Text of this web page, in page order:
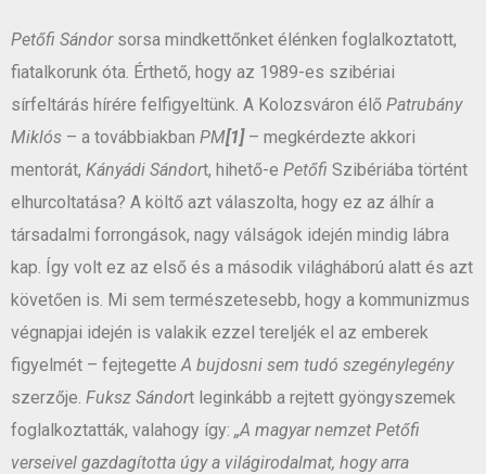
Petőfi Sándor sorsa mindkettőnket élénken foglalkoztatott,
fiatalkorunk óta. Érthető, hogy az 1989-es szibériai
sírfeltárás hírére felfigyeltünk. A Kolozsváron élő Patrubány
Miklós – a továbbiakban PM[1] – megkérdezte akkori
mentorát, Kányádi Sándort, hihető-e Petőfi Szibériába történt
elhurcoltatása? A költő azt válaszolta, hogy ez az álhír a
társadalmi forrongások, nagy válságok idején mindig lábra
kap. Így volt ez az első és a második világháború alatt és azt
követően is. Mi sem természetesebb, hogy a kommunizmus
végnapjai idején is valakik ezzel tereljék el az emberek
figyelmét – fejtegette A bujdosni sem tudó szegénylegény
szerzője. Fuksz Sándort leginkább a rejtett gyöngyszemek
foglalkoztatták, valahogy így: „A magyar nemzet Petőfi
verseivel gazdagította úgy a világirodalmat, hogy arra